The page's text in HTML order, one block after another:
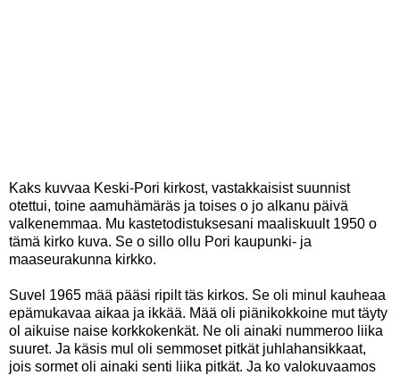
Kaks kuvvaa Keski-Pori kirkost, vastakkaisist suunnist
otettui, toine aamuhämäräs ja toises o jo alkanu päivä
valkenemmaa. Mu kastetodistuksesani maaliskuult 1950 o
tämä kirko kuva. Se o sillo ollu Pori kaupunki- ja
maaseurakunna kirkko.
Suvel 1965 mää pääsi ripilt täs kirkos. Se oli minul kauheaa
epämukavaa aikaa ja ikkää. Mää oli piänikokkoine mut täyty
ol aikuise naise korkkokenkät. Ne oli ainaki nummeroo liika
suuret. Ja käsis mul oli semmoset pitkät juhlahansikkaat,
jois sormet oli ainaki senti liika pitkät. Ja ko valokuvaamos